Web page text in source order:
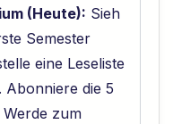
(Heute): Sieh
Semester
eine Leseliste
Abonniere die 5
zum